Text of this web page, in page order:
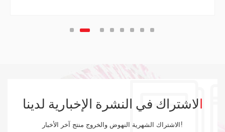
الاشتراك في النشرة الإخبارية لدينا
الاشتراك الشهرية النهوض والخروج منتج آخر الأخبار!